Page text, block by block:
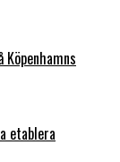
etablera